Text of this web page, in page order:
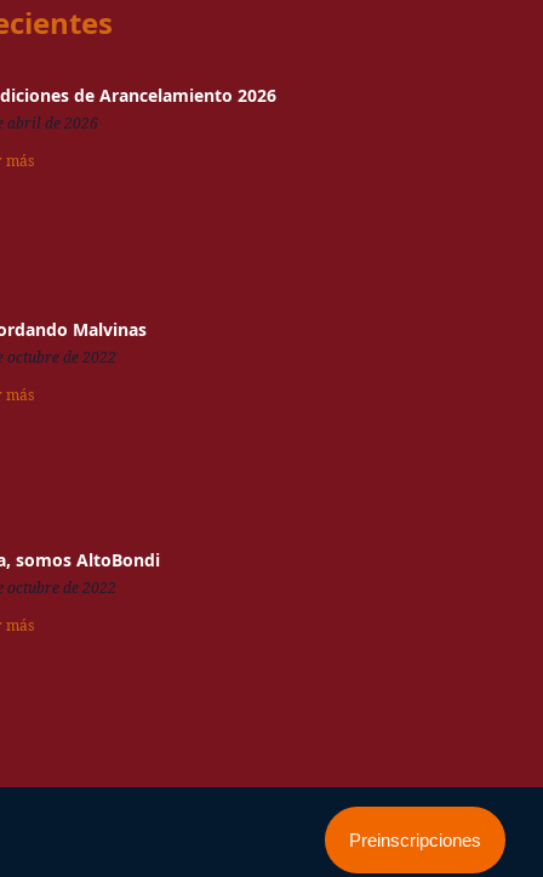
Preinscripciones
de Arancelamiento 2026
abril de 2026
más
Malvinas
octubre de 2022
más
somos AltoBondi
octubre de 2022
más